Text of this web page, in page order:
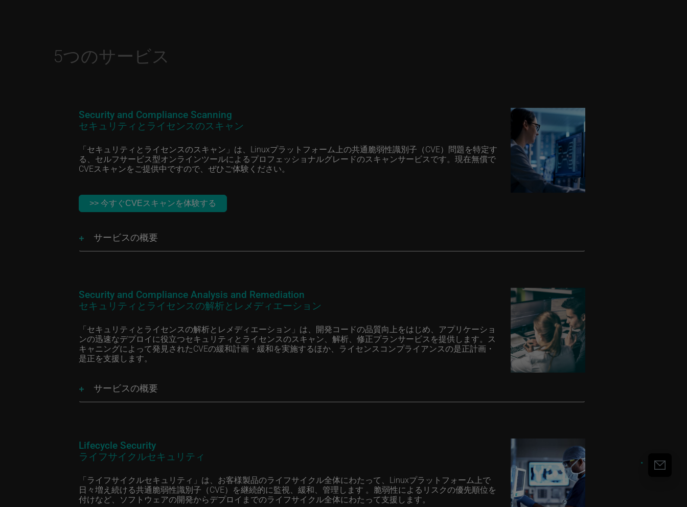
5つのサービス
Security and Compliance Scanning
セキュリティとライセンスのスキャン
「セキュリティとライセンスのスキャン」は、Linuxプラットフォーム上の共通脆弱性識別子（CVE）問題を特定す
る、セルフサービス型オンラインツールによるプロフェッショナルグレードのスキャンサービスです。現在無償で
CVEスキャンをご提供中ですので、ぜひご体験ください。
>> 今すぐCVEスキャンを体験する
サービスの概要
Security and Compliance Analysis and Remediation
セキュリティとライセンスの解析とレメディエーション
「セキュリティとライセンスの解析とレメディエーション」は、開発コードの品質向上をはじめ、アプリケーショ
ンの迅速なデプロイに役立つセキュリティとライセンスのスキャン、解析、修正プランサービスを提供します。ス
キャニングによって発見されたCVEの緩和計画・緩和を実施するほか、ライセンスコンプライアンスの是正計画・
是正を支援します。
サービスの概要
Lifecycle Security
ライフサイクルセキュリティ
「ライフサイクルセキュリティ」は、お客様製品のライフサイクル全体にわたって、Linuxプラットフォーム上で
日々増え続ける共通脆弱性識別子（CVE）を継続的に監視、緩和、管理します 。脆弱性によるリスクの優先順位を
付けなど、ソフトウェアの開発からデプロイまでのライフサイクル全体にわたって支援します。